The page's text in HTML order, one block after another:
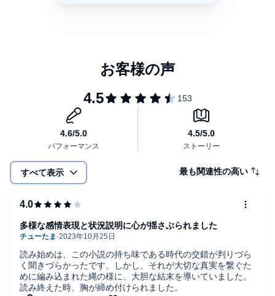
すべて表示 最も関連性の高い
読み始めは、この小説の持ち味である時代の交錯が判りづら
く聞きづらかったです。しかし、それが大切な真実を繋ぐた
めに編み込まれた縄の様に、大胆な結末を導いていました。
読み終えた時、胸が締め付けられました。
多様な感情表現と状況説明に心が揺さぶられました